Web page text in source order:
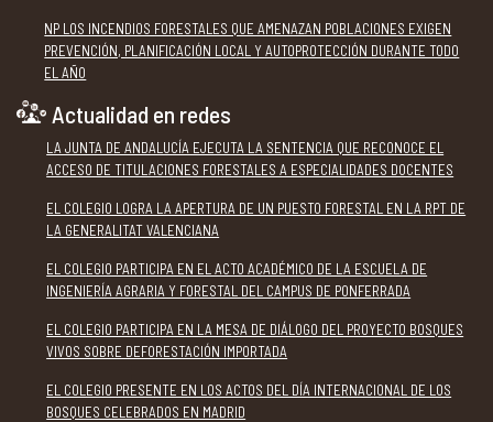
NP LOS INCENDIOS FORESTALES QUE AMENAZAN POBLACIONES EXIGEN
PREVENCIÓN, PLANIFICACIÓN LOCAL Y AUTOPROTECCIÓN DURANTE TODO
EL AÑO
Actualidad en redes
LA JUNTA DE ANDALUCÍA EJECUTA LA SENTENCIA QUE RECONOCE EL
ACCESO DE TITULACIONES FORESTALES A ESPECIALIDADES DOCENTES
EL COLEGIO LOGRA LA APERTURA DE UN PUESTO FORESTAL EN LA RPT DE
LA GENERALITAT VALENCIANA
EL COLEGIO PARTICIPA EN EL ACTO ACADÉMICO DE LA ESCUELA DE
INGENIERÍA AGRARIA Y FORESTAL DEL CAMPUS DE PONFERRADA
EL COLEGIO PARTICIPA EN LA MESA DE DIÁLOGO DEL PROYECTO BOSQUES
VIVOS SOBRE DEFORESTACIÓN IMPORTADA
EL COLEGIO PRESENTE EN LOS ACTOS DEL DÍA INTERNACIONAL DE LOS
BOSQUES CELEBRADOS EN MADRID